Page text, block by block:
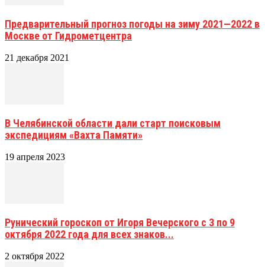
Предварительный прогноз погоды на зиму 2021—2022 в
Москве от Гидрометцентра
21 декабря 2021
В Челябинской области дали старт поисковым
экспедициям «Вахта Памяти»
19 апреля 2023
Рунический гороскоп от Игоря Вечерского с 3 по 9
октября 2022 года для всех знаков...
2 октября 2022